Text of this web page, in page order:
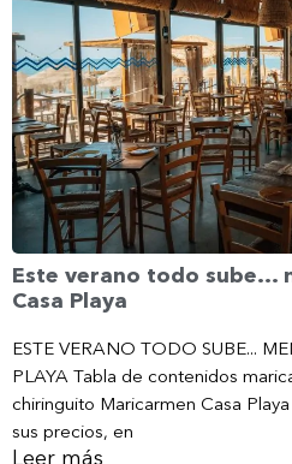
Este verano todo sube…
Casa Playa
ESTE VERANO TODO SUBE...
PLAYA Tabla de contenidos
chiringuito Maricarmen Casa
sus precios, en
Leer más